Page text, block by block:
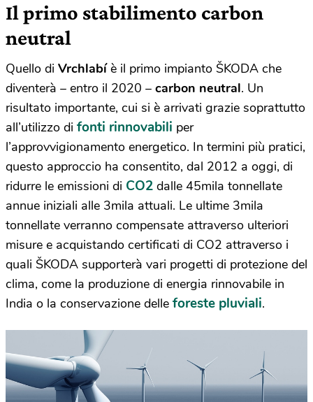
Il primo stabilimento carbon
neutral
Quello di Vrchlabíè il primo impianto ŠKODA che
diventerà – entro il 2020 – carbon neutral. Un
risultato importante, cui si è arrivati grazie soprattutto
all’utilizzo di fonti rinnovabili per
l’approvvigionamento energetico. In termini più pratici,
questo approccio ha consentito, dal 2012 a oggi, di
ridurre le emissioni di CO2 dalle 45mila tonnellate
annue iniziali alle 3mila attuali. Le ultime 3mila
tonnellate verranno compensate attraverso ulteriori
misure e acquistando certificati di CO2 attraverso i
quali ŠKODA supporterà vari progetti di protezione del
clima, come la produzione di energia rinnovabile in
India o la conservazione delle foreste pluviali.